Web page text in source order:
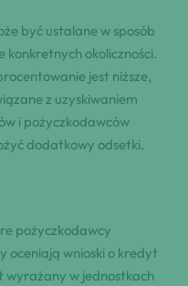
być ustalane w sposób
okoliczności.
jest niższe,
z uzyskiwaniem
i pożyczkodawców
dodatkowy odsetki.
pożyczkodawcy
oceniają wnioski o kredyt
wyrażany w jednostkach